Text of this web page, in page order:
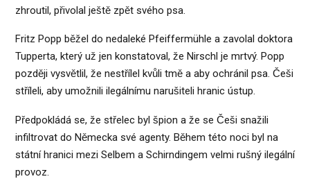
zhroutil, přivolal ještě zpět svého psa.
Fritz Popp běžel do nedaleké Pfeiffermühle a zavolal doktora
Tupperta, který už jen konstatoval, že Nirschl je mrtvý. Popp
později vysvětlil, že nestřílel kvůli tmě a aby ochránil psa. Češi
stříleli, aby umožnili ilegálnímu narušiteli hranic ústup.
Předpokládá se, že střelec byl špion a že se Češi snažili
infiltrovat do Německa své agenty. Během této noci byl na
státní hranici mezi Selbem a Schirndingem velmi rušný ilegální
provoz.